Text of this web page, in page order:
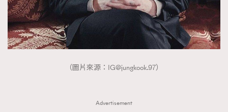
（圖片來源： IG@jungkook.97）
Advertisement